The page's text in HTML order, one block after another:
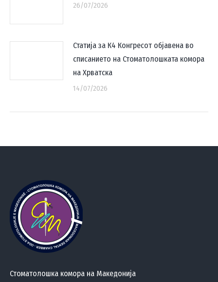
26/07/2026
Статија за К4 Конгресот објавена во
списанието на Стоматолошката комора
на Хрватска
14/07/2026
Стоматолошка комора на Македонија